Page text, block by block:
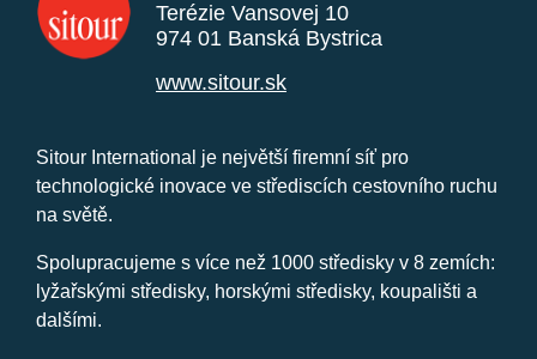
Terézie Vansovej 10
974 01 Banská Bystrica
www.sitour.sk
Sitour International je největší firemní síť pro
technologické inovace ve střediscích cestovního ruchu
na světě.
Spolupracujeme s více než 1000 středisky v 8 zemích:
lyžařskými středisky, horskými středisky, koupališti a
dalšími.